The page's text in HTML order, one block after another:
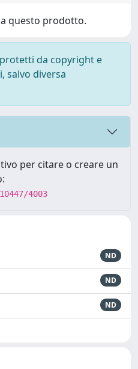
questo prodotto.
da copyright e
salvo diversa
per citare o creare un
4003
ND
ND
ND